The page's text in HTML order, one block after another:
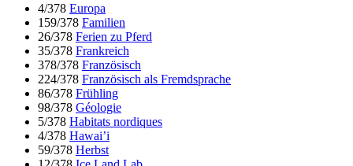
4/378 Europa
159/378 Familien
26/378 Ferien zu Pferd
35/378 Frankreich
378/378 Französisch
224/378 Französisch als Fremdsprache
86/378 Frühling
98/378 Géologie
5/378 Habitats nordiques
4/378 Hawai’i
59/378 Herbst